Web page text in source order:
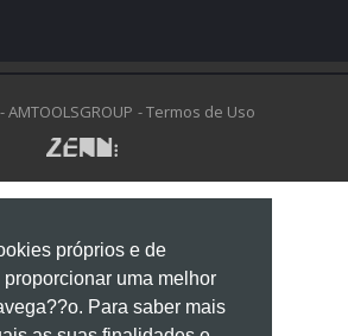
próprios e de
uma melhor
Para saber mais
- Termos de Uso